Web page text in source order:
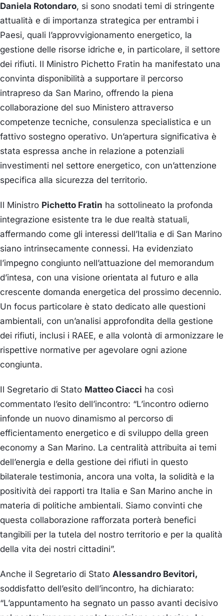
Daniela Rotondaro, si sono snodati temi di stringente
attualità e di importanza strategica per entrambi i
Paesi, quali l’approvvigionamento energetico, la
gestione delle risorse idriche e, in particolare, il settore
dei rifiuti. Il Ministro Pichetto Fratin ha manifestato una
convinta disponibilità a supportare il percorso
intrapreso da San Marino, offrendo la piena
collaborazione del suo Ministero attraverso
competenze tecniche, consulenza specialistica e un
fattivo sostegno operativo. Un’apertura significativa è
stata espressa anche in relazione a potenziali
investimenti nel settore energetico, con un’attenzione
specifica alla sicurezza del territorio.
Il Ministro Pichetto Fratin ha sottolineato la profonda
integrazione esistente tra le due realtà statuali,
affermando come gli interessi dell’Italia e di San Marino
siano intrinsecamente connessi. Ha evidenziato
l’impegno congiunto nell’attuazione del memorandum
d’intesa, con una visione orientata al futuro e alla
crescente domanda energetica del prossimo decennio.
Un focus particolare è stato dedicato alle questioni
ambientali, con un’analisi approfondita della gestione
dei rifiuti, inclusi i RAEE, e alla volontà di armonizzare le
rispettive normative per agevolare ogni azione
congiunta.
Il Segretario di Stato Matteo Ciacci ha così
commentato l’esito dell’incontro: “L’incontro odierno
infonde un nuovo dinamismo al percorso di
efficientamento energetico e di sviluppo della green
economy a San Marino. La centralità attribuita ai temi
dell’energia e della gestione dei rifiuti in questo
bilaterale testimonia, ancora una volta, la solidità e la
positività dei rapporti tra Italia e San Marino anche in
materia di politiche ambientali. Siamo convinti che
questa collaborazione rafforzata porterà benefici
tangibili per la tutela del nostro territorio e per la qualità
della vita dei nostri cittadini”.
Anche il Segretario di Stato Alessandro Bevitori,
soddisfatto dell’esito dell’incontro, ha dichiarato:
“L’appuntamento ha segnato un passo avanti decisivo